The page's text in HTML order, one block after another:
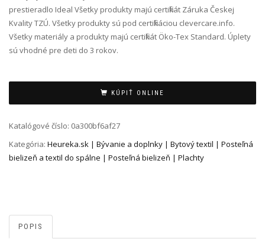
prestieradlo Ideal Všetky produkty majú certifikát Záruka Českej
Kvality TZÚ. Všetky produkty sú pod certifikáciou clevercare.info.
Všetky materiály a produkty majú certifikát Öko-Tex Standard. Úplety
sú vhodné pre deti do 3 rokov.
KÚPIŤ ONLINE
Katalógové číslo: 0a300bf6af27
Kategória: Heureka.sk | Bývanie a doplnky | Bytový textil | Posteľná
bielizeň a textil do spálne | Posteľná bielizeň | Plachty
POPIS